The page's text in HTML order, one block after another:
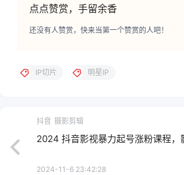
点点赞赏，手留余香
还没有人赞赏，快来当第一个赞赏的人吧！
IP切片 明星IP
抖音 摄影剪辑
2024 抖音影视暴力起号涨粉课程，
2024-11-6 23:42:28